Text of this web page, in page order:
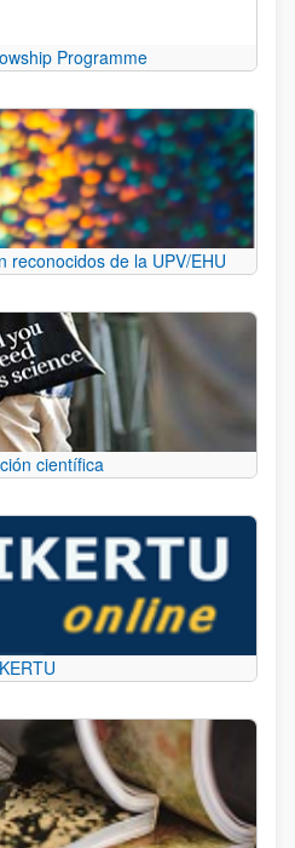
Programme
reconocidos de la UPV/EHU
científica